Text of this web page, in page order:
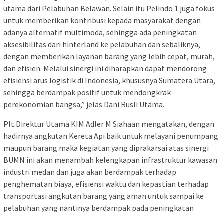
utama dari Pelabuhan Belawan. Selain itu Pelindo 1 juga fokus
untuk memberikan kontribusi kepada masyarakat dengan
adanya alternatif multimoda, sehingga ada peningkatan
aksesibilitas dari hinterland ke pelabuhan dan sebaliknya,
dengan memberikan layanan barang yang lebih cepat, murah,
dan efisien. Melalui sinergi ini diharapkan dapat mendorong
efisiensi arus logistik di Indonesia, khususnya Sumatera Utara,
sehingga berdampak positif untuk mendongkrak
perekonomian bangsa,” jelas Dani Rusli Utama.
Plt.Direktur Utama KIM Adler M Siahaan mengatakan, dengan
hadirnya angkutan Kereta Api baik untuk melayani penumpang
maupun barang maka kegiatan yang diprakarsai atas sinergi
BUMN ini akan menambah kelengkapan infrastruktur kawasan
industri medan dan juga akan berdampak terhadap
penghematan biaya, efisiensi waktu dan kepastian terhadap
transportasi angkutan barang yang aman untuk sampai ke
pelabuhan yang nantinya berdampak pada peningkatan